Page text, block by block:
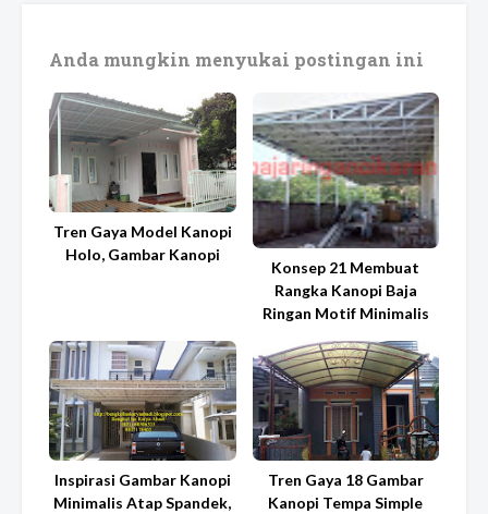
Anda mungkin menyukai postingan ini
Tren Gaya Model Kanopi
Holo, Gambar Kanopi
Konsep 21 Membuat
Rangka Kanopi Baja
Ringan Motif Minimalis
Inspirasi Gambar Kanopi
Minimalis Atap Spandek,
Tren Gaya 18 Gambar
Kanopi Tempa Simple